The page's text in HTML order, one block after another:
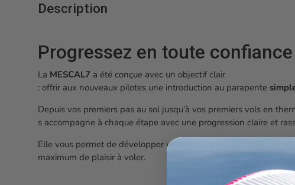
Description
Progressez en toute confiance
La MESCAL7 a été conçue avec un objectif clair
: offrir aux nouveaux pilotes une introduction au parapente
Depuis vos premiers pas au sol jusqu’à vos premiers vols en
s accompagne à chaque étape avec une progression claire et
Elle vous permet de développer vos
maximum de plaisir à voler.